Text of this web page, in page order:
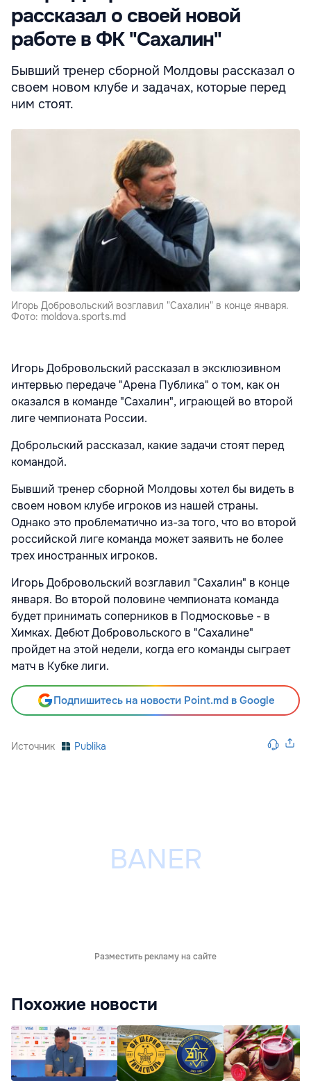
рассказал о своей новой
работе в ФК "Сахалин"
Бывший тренер сборной Молдовы рассказал о
своем новом клубе и задачах, которые перед
ним стоят.
Игорь Добровольский возглавил "Сахалин" в конце января.
Фото: moldova.sports.md
Игорь Добровольский рассказал в эксклюзивном
интервью передаче "Арена Публика" о том, как он
оказался в команде "Сахалин", играющей во второй
лиге чемпионата России.
Доброльский рассказал, какие задачи стоят перед
командой.
Бывший тренер сборной Молдовы хотел бы видеть в
своем новом клубе игроков из нашей страны.
Однако это проблематично из-за того, что во второй
российской лиге команда может заявить не более
трех иностранных игроков.
Игорь Добровольский возглавил "Сахалин" в конце
января. Во второй половине чемпионата команда
будет принимать соперников в Подмосковье - в
Химках. Дебют Добровольского в "Сахалине"
пройдет на этой недели, когда его команды сыграет
матч в Кубке лиги.
Подпишитесь на новости Point.md в Google
Источник Publika
Разместить рекламу на сайте
Похожие новости